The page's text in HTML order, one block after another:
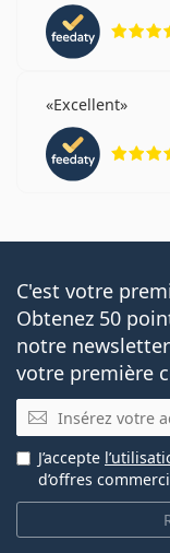
Excellent
C'est votre
Obtenez 50
notre
votre première
E-mail
J’accepte
d’offres